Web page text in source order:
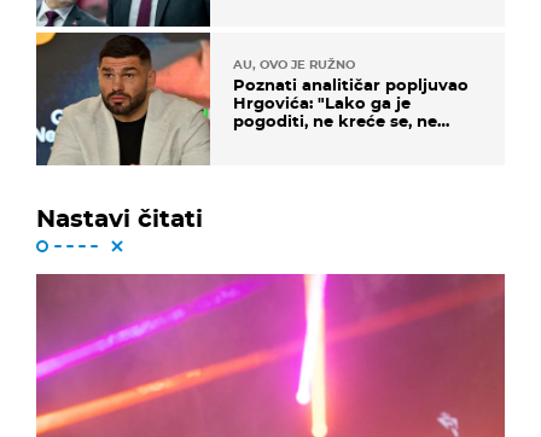
AU, OVO JE RUŽNO
Poznati analitičar popljuvao
Hrgovića: "Lako ga je
pogoditi, ne kreće se, ne
Nastavi čitati